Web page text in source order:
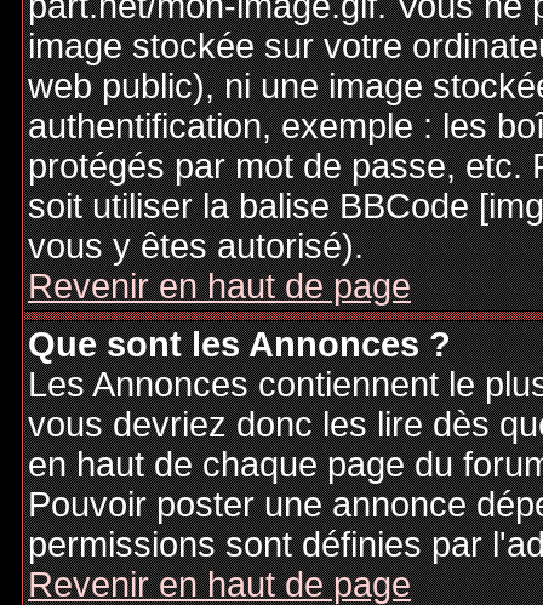
image stockée sur votre
web public), ni une image
authentification, exemple : les
protégés par mot de passe, etc.
soit utiliser la balise BBCode
vous y êtes autorisé).
Revenir en haut de page
Que sont les Annonces ?
Les Annonces contiennent le
vous devriez donc les lire dès
en haut de chaque page du
Pouvoir poster une annonce
permissions sont définies par
Revenir en haut de page